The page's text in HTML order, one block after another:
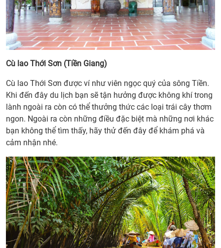
Cù lao Thới Sơn (Tiền Giang)
Cù lao Thới Sơn được ví như viên ngọc quý của sông Tiền.
Khi đến đây du lịch bạn sẽ tận hưởng được không khí trong
lành ngoài ra còn có thể thưởng thức các loại trái cây thơm
ngon. Ngoài ra còn những điều đặc biệt mà những nơi khác
bạn không thể tìm thấy, hãy thử đến đây để khám phá và
cảm nhận nhé.